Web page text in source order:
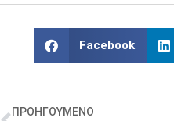
Facebook
ΠΡΟΗΓΟΥΜΕΝΟ